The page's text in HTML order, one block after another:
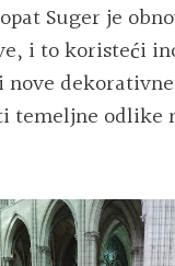
Suger je
i to koristeći
temeljne odlike